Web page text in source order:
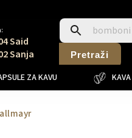
Said
Sanja
Pretraži
ZA KAVU